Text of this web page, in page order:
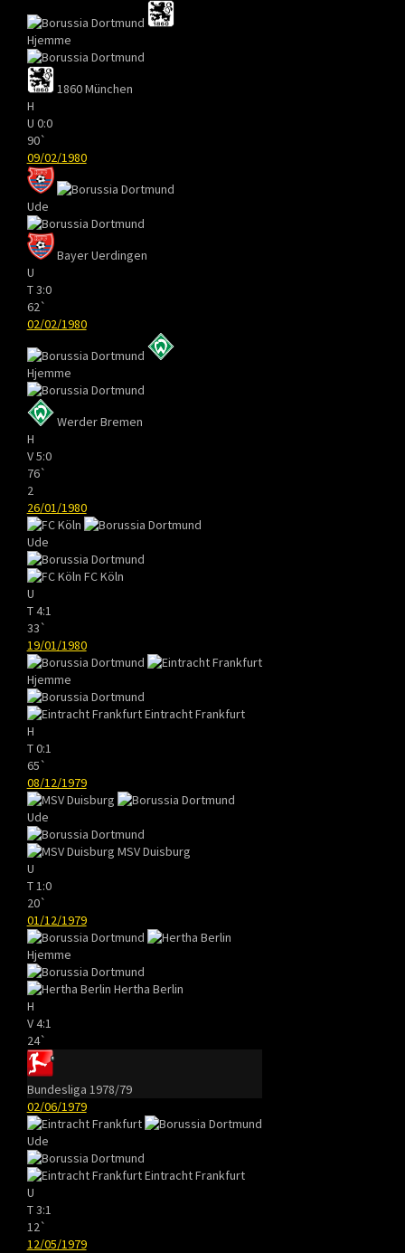
Hjemme
1860 München
H
U 0:0
90`
09/02/1980
Ude
Bayer Uerdingen
U
T3:0
62`
02/02/1980
Hjemme
Werder Bremen
H
V5:0
76`
2
26/01/1980
Ude
FC Köln
U
T4:1
33`
19/01/1980
Hjemme
Eintracht Frankfurt
H
T0:1
65`
08/12/1979
Ude
MSV Duisburg
U
T 1:0
20`
01/12/1979
Hjemme
Hertha Berlin
H
V4:1
24`
Bundesliga 1978/79
02/06/1979
Ude
Eintracht Frankfurt
U
T3:1
12`
12/05/1979